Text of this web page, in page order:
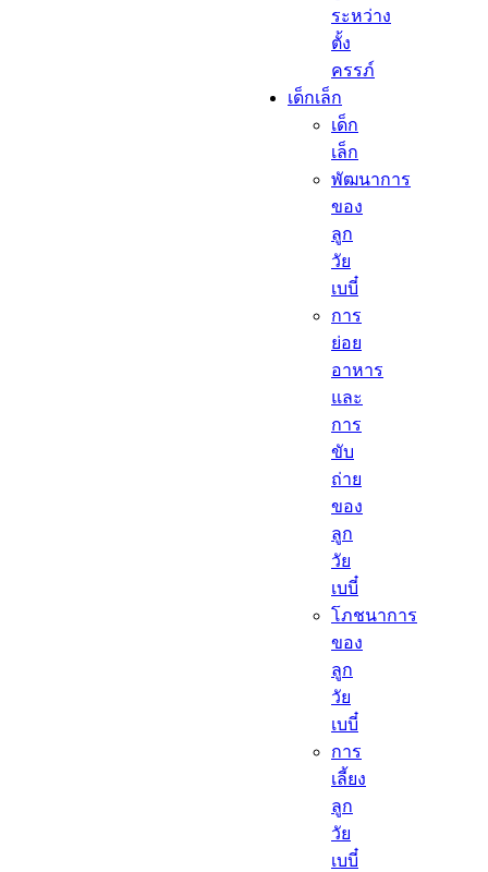
ระหว่าง
ตั้ง
ครรภ์
เด็กเล็ก​
เด็ก
เล็ก​
พัฒนาการ
ของ
ลูก
วัย
เบบี๋
การ
ย่อย
อาหาร
และ
การ
ขับ
ถ่าย
ของ
ลูก
วัย
เบบี๋
โภชนาการ
ของ
ลูก
วัย
เบบี๋
การ
เลี้ยง
ลูก
วัย
เบบี๋